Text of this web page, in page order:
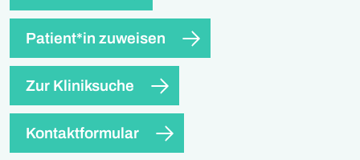
Patient*in zuweisen
Zur Kliniksuche
Kontaktformular